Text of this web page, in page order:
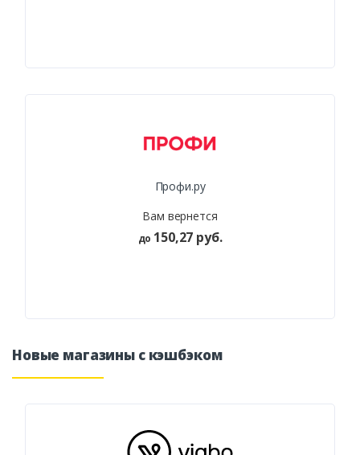
Профи.ру
Вам вернется
до 150,27 руб.
Новые магазины с кэшбэком